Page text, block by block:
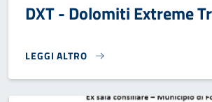
DXT - Dolomiti Extreme
LEGGI ALTRO
DXT - DOLOMITI EXTREME TRAIL 2026}